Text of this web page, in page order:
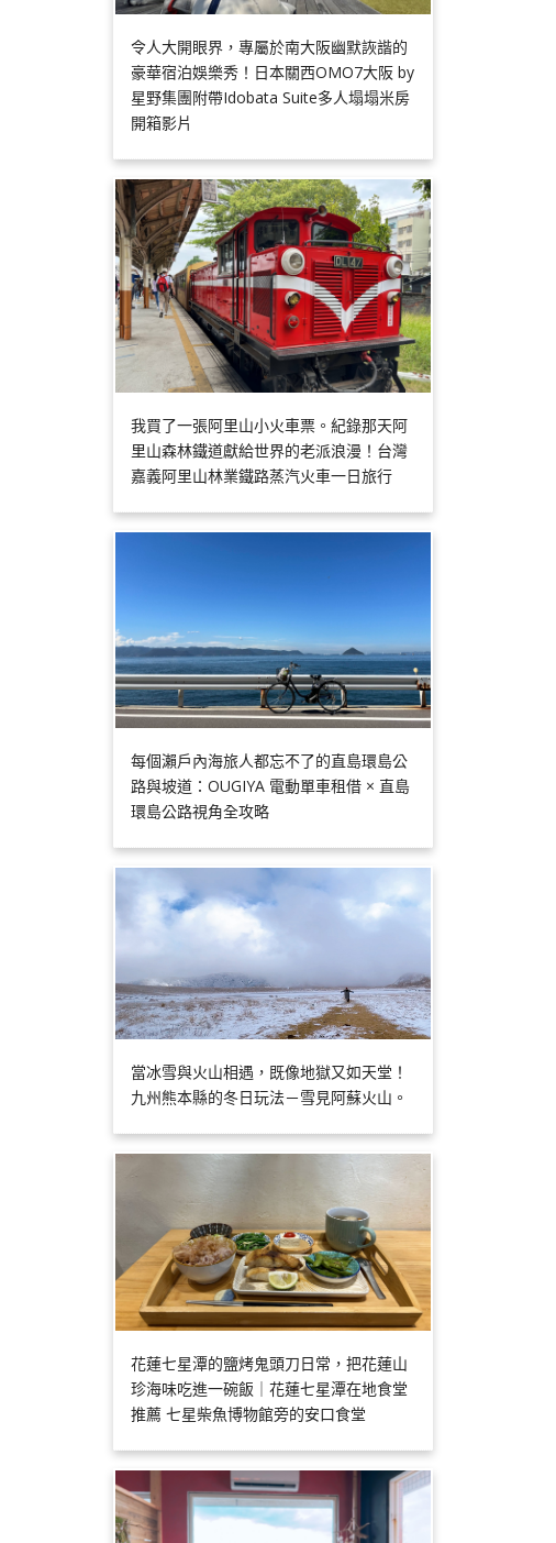
令人大開眼界，專屬於南大阪幽默詼諧的
豪華宿泊娛樂秀！日本關西OMO7大阪 by
星野集團附帶Idobata Suite多人塌塌米房
開箱影片
我買了一張阿里山小火車票。紀錄那天阿
里山森林鐵道獻給世界的老派浪漫！台灣
嘉義阿里山林業鐵路蒸汽火車一日旅行
每個瀨戶內海旅人都忘不了的直島環島公
路與坡道：OUGIYA 電動單車租借 × 直島
環島公路視角全攻略
當冰雪與火山相遇，既像地獄又如天堂！
九州熊本縣的冬日玩法－雪見阿蘇火山。
花蓮七星潭的鹽烤鬼頭刀日常，把花蓮山
珍海味吃進一碗飯｜花蓮七星潭在地食堂
推薦 七星柴魚博物館旁的安口食堂